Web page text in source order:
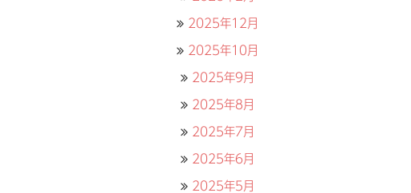
2025年12月
2025年10月
2025年9月
2025年8月
2025年7月
2025年6月
2025年5月